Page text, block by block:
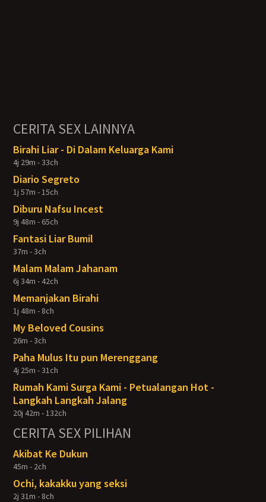
CERITA SEX LAINNYA
Birahi Liar - Di Dalam Keluarga Kami
4j 29m - 33ch
Diario Segreto
1j 57m - 15ch
Diburu Nafsu Incest
9j 48m - 65ch
Fantasi Liar Bumil
37m - 3ch
Malam Malam Jahanam
6j 34m - 42ch
Memanjakan Birahi
1j 48m - 8ch
My Beloved Cousins
26m - 3ch
Paha Mulus Itu pun Merenggang
4j 25m - 31ch
Rumah Kami Surga Kami - Petualangan Hot -
Langkah Langkah Jalang
20j 42m - 132ch
CERITA SEX PILIHAN
Akibat Ke Dukun
45m - 2ch
Ochi, kakakku yang seksi
2j 31m - 8ch